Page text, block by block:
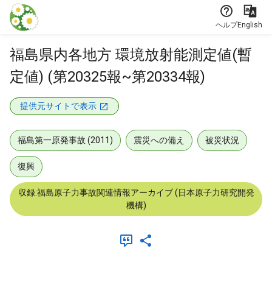
本文に飛ぶ
ヘルプEnglish
福島県内各地方 環境放射能測定値(暫
定値) (第20325報~第20334報)
提供元サイトで表示
福島第一原発事故 (2011) 震災への備え 被災状況
復興
収録:福島原子力事故関連情報アーカイブ (日本原子力研究開発
機構)